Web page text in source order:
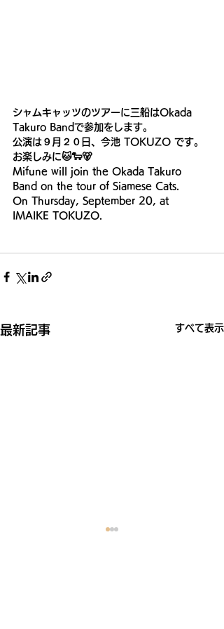
シャムキャッツのツアーに三船はOkada
Takuro Bandで参加をします。
公演は９月２０日、今池 TOKUZO です。
お楽しみに🐱🐑🐻
Mifune will join the Okada Takuro
Band on the tour of Siamese Cats.
On Thursday, September 20, at
IMAIKE TOKUZO.
最新記事 すべて表示